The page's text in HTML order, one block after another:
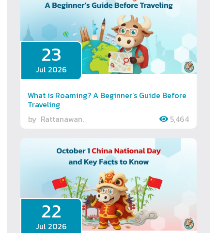
23
Jul 2026
What is Roaming? A Beginner’s Guide Before
Traveling
by Rattanawan. 5,464
22
Jul 2026